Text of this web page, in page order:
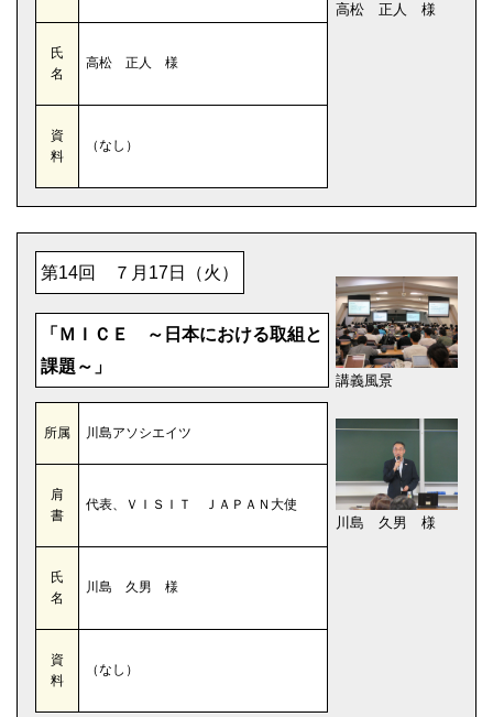
氏
名
高松 正人 様
資
料
（なし）
高松 正人 様
第14回 ７月17日（火）
「ＭＩＣＥ ～日本における取組と
課題～」
所属 川島アソシエイツ
肩
書
代表、ＶＩＳＩＴ ＪＡＰＡＮ大使
氏
名
川島 久男 様
資
料
（なし）
講義風景
川島 久男 様